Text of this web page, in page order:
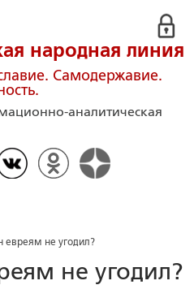
народная линия
Самодержавие.
аналитическая
евреям не угодил?
не угодил?